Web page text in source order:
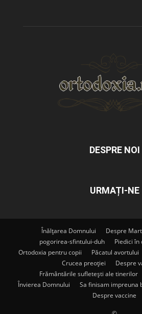
DESPRE NOI
URMAȚI-NE
Înălțarea Domnului
Despre
pogorirea-sfintului-duh
Piedici
Ortodoxia pentru copii
Păcatul avortului
Crucea preoției
Despre
Frământările sufletești ale tinerilor
Învierea Domnului
Sa finisam impreuna
Despre vaccine